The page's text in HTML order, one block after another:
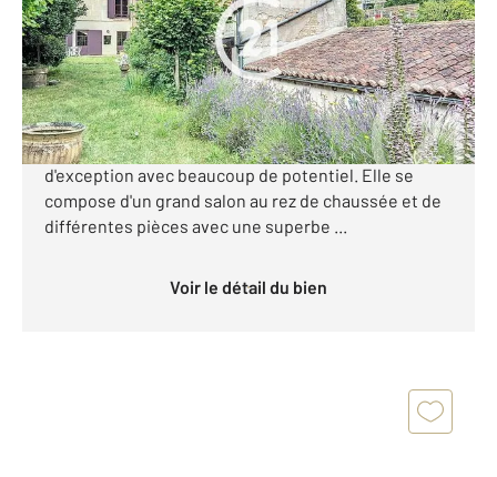
Maison à vendre
350 000 €
Century 21 Cognac, vous propose cette très belle
maison bourgeoise au cœur de Cognac, un bien
d'exception avec beaucoup de potentiel. Elle se
compose d'un grand salon au rez de chaussée et de
différentes pièces avec une superbe ...
Voir le détail du bien